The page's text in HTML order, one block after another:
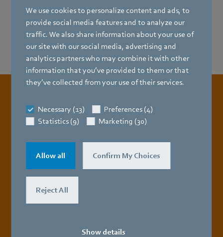
We use cookies to personalize content and ads, to
provide social media features and to analyze our
traffic. We also share information about your use of
our site with our social media, advertising and
analytics partners who may combine it with other
information that you’ve provided to them or that
they’ve collected from your use of their services.
Necessary (13)
Preferences (4)
Statistics (9)
Marketing (30)
Allow all Confirm My Choices
Reject All
Show details
Raffreddamento del server